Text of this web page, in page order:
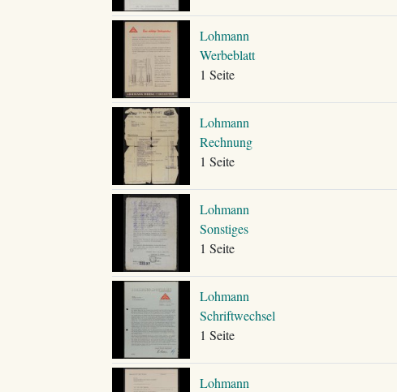
Lohmann
Werbeblatt
1 Seite
Lohmann
Rechnung
1 Seite
Lohmann
Sonstiges
1 Seite
Lohmann
Schriftwechsel
1 Seite
Lohmann